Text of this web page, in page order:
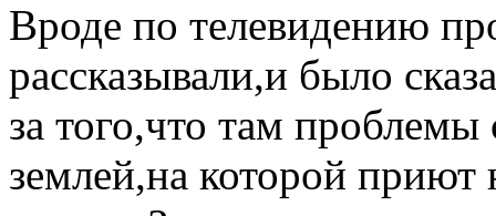
Вроде по телевидению
рассказывали,и было
за того,что там
землей,на которой приют